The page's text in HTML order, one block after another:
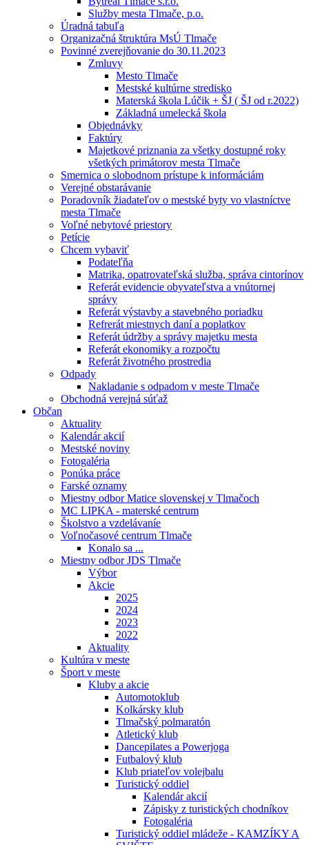
Služby mesta Tlmače, p.o.
Úradná tabuľa
Organizačná štruktúra MsÚ Tlmače
Povinné zverejňovanie do 30.11.2023
Zmluvy
Mesto Tlmače
Mestské kultúrne stredisko
Materská škola Lúčik + ŠJ ( ŠJ od r.2022)
Základná umelecká škola
Objednávky
Faktúry
Majetkové priznania za všetky dostupné roky
všetkých primátorov mesta Tlmače
Smernica o slobodnom prístupe k informáciám
Verejné obstarávanie
Poradovník žiadateľov o mestské byty vo vlastníctve
mesta Tlmače
Voľné nebytové priestory
Petície
Chcem vybaviť
Podateľňa
Matrika, opatrovateľská služba, správa cintorínov
Referát evidencie obyvateľstva a vnútornej
správy
Referát výstavby a stavebného poriadku
Refrerát miestnych daní a poplatkov
Referát údržby a správy majetku mesta
Referát ekonomiky a rozpočtu
Referát životného prostredia
Odpady
Nakladanie s odpadom v meste Tlmače
Obchodná verejná súťaž
Občan
Aktuality
Kalendár akcií
Mestské noviny
Fotogaléria
Ponúka práce
Farské oznamy
Miestny odbor Matice slovenskej v Tlmačoch
MC LIPKA - materské centrum
Školstvo a vzdelávaníe
Voľnočasové centrum Tlmače
Konalo sa ...
Miestny odbor JDS Tlmače
Výbor
Akcie
2025
2024
2023
2022
Aktuality
Kultúra v meste
Šport v meste
Kluby a akcie
Automotoklub
Kolkársky klub
Tlmačský polmaratón
Atletický klub
Dancepilates a Powerjoga
Futbalový klub
Klub priateľov volejbalu
Turistický oddiel
Kalendár akcií
Zápisky z turistických chodníkov
Fotogaléria
Turistický oddiel mládeže - KAMZÍKY A